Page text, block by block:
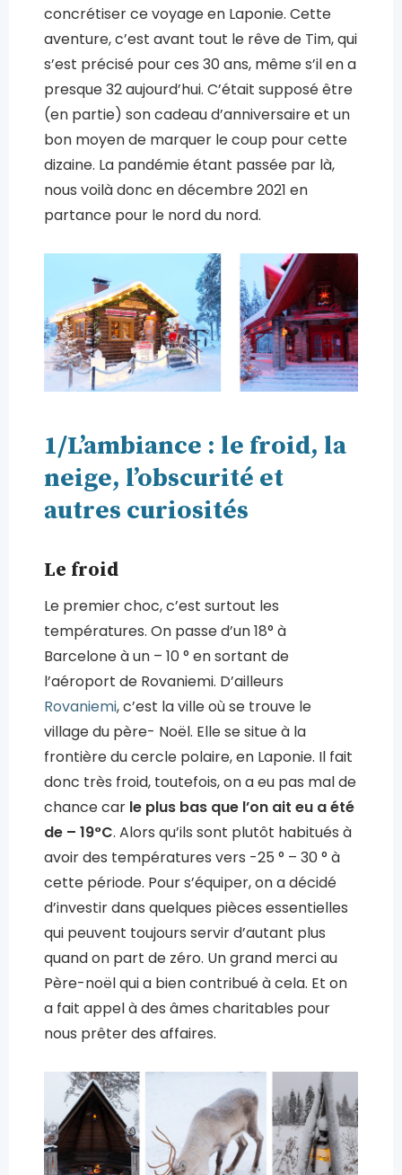
concrétiser ce voyage en Laponie. Cette
aventure, c’est avant tout le rêve de Tim, qui
s’est précisé pour ces 30 ans, même s’il en a
presque 32 aujourd’hui. C’était supposé être
(en partie) son cadeau d’anniversaire et un
bon moyen de marquer le coup pour cette
dizaine. La pandémie étant passée par là,
nous voilà donc en décembre 2021 en
partance pour le nord du nord.
1/L’ambiance : le froid, la
neige, l’obscurité et
autres curiosités
Le froid
Le premier choc, c’est surtout les
températures. On passe d’un 18° à
Barcelone à un – 10 ° en sortant de
l’aéroport de Rovaniemi. D’ailleurs
Rovaniemi, c’est la ville où se trouve le
village du père- Noël. Elle se situe à la
frontière du cercle polaire, en Laponie. Il fait
donc très froid, toutefois, on a eu pas mal de
chance car le plus bas que l’on ait eu a été
de – 19°C. Alors qu’ils sont plutôt habitués à
avoir des températures vers -25 ° – 30 ° à
cette période. Pour s’équiper, on a décidé
d’investir dans quelques pièces essentielles
qui peuvent toujours servir d’autant plus
quand on part de zéro. Un grand merci au
Père-noël qui a bien contribué à cela. Et on
a fait appel à des âmes charitables pour
nous prêter des affaires.